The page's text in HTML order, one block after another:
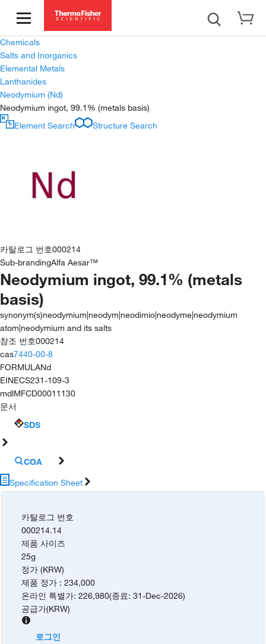
Chemicals
Salts and Inorganics
Elemental Metals
Lanthanides
Neodymium (Nd)
Neodymium ingot, 99.1% (metals basis)
Element Search
Structure Search
카탈로그 번호000214
Sub-brandingAlfa Aesar™
Neodymium ingot, 99.1% (metals
basis)
synonym(s)neodymium|neodym|neodimio|neodyme|neodymium
atom|neodymium and its salts
참조 번호000214
cas7440-00-8
FORMULANd
EINECS231-109-3
mdlMFCD00011130
문서
SDS
COA
Specification Sheet
카탈로그 번호
000214.14
제품 사이즈
25g
정가 (KRW)
제품 정가 :234,000
온라인 특별가:226,980(종료:31-Dec-2026)
공급가(KRW)
로그인